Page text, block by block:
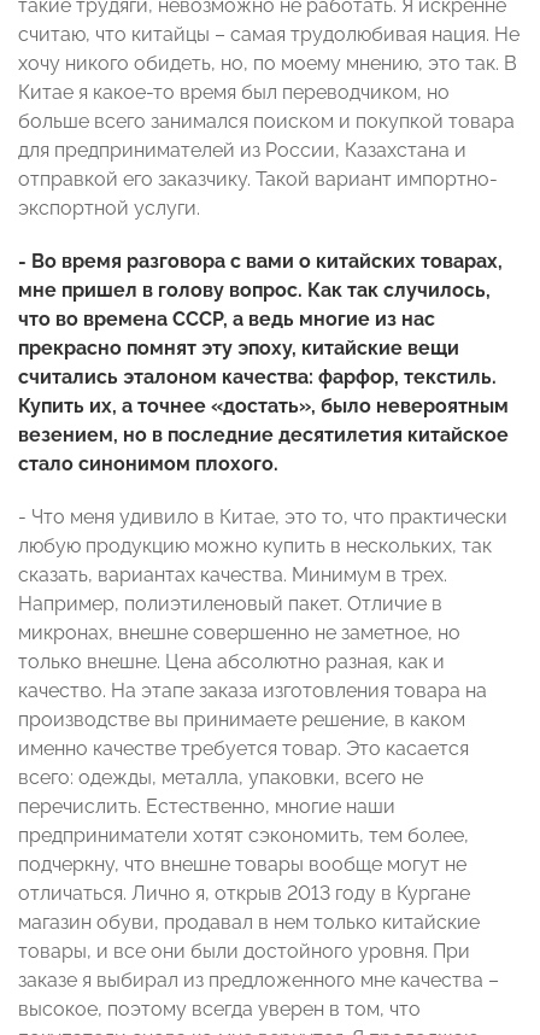
такие трудяги, невозможно не работать. Я искренне
считаю, что китайцы – самая трудолюбивая нация. Не
хочу никого обидеть, но, по моему мнению, это так. В
Китае я какое-то время был переводчиком, но
больше всего занимался поиском и покупкой товара
для предпринимателей из России, Казахстана и
отправкой его заказчику. Такой вариант импортно-
экспортной услуги.
- Во время разговора с вами о китайских товарах,
мне пришел в голову вопрос. Как так случилось,
что во времена СССР, а ведь многие из нас
прекрасно помнят эту эпоху, китайские вещи
считались эталоном качества: фарфор, текстиль.
Купить их, а точнее «достать», было невероятным
везением, но в последние десятилетия китайское
стало синонимом плохого.
- Что меня удивило в Китае, это то, что практически
любую продукцию можно купить в нескольких, так
сказать, вариантах качества. Минимум в трех.
Например, полиэтиленовый пакет. Отличие в
микронах, внешне совершенно не заметное, но
только внешне. Цена абсолютно разная, как и
качество. На этапе заказа изготовления товара на
производстве вы принимаете решение, в каком
именно качестве требуется товар. Это касается
всего: одежды, металла, упаковки, всего не
перечислить. Естественно, многие наши
предприниматели хотят сэкономить, тем более,
подчеркну, что внешне товары вообще могут не
отличаться. Лично я, открыв 2013 году в Кургане
магазин обуви, продавал в нем только китайские
товары, и все они были достойного уровня. При
заказе я выбирал из предложенного мне качества –
высокое, поэтому всегда уверен в том, что